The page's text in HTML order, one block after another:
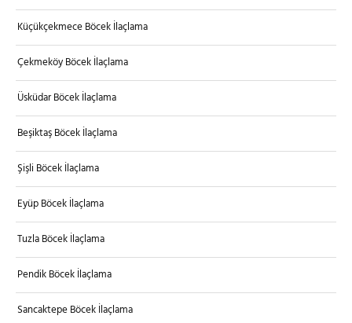
Küçükçekmece Böcek İlaçlama
Çekmeköy Böcek İlaçlama
Üsküdar Böcek İlaçlama
Beşiktaş Böcek İlaçlama
Şişli Böcek İlaçlama
Eyüp Böcek İlaçlama
Tuzla Böcek İlaçlama
Pendik Böcek İlaçlama
Sancaktepe Böcek İlaçlama